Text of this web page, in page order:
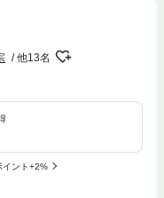
他13名
イント+2%